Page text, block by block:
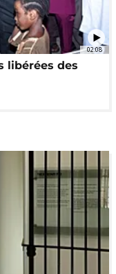
02:08
libérées des